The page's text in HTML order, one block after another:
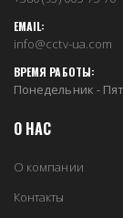
EMAIL:
info@cctv-ua.com
ВРЕМЯ РАБОТЫ:
Понедельник -
О НАС
О компании
Контакты